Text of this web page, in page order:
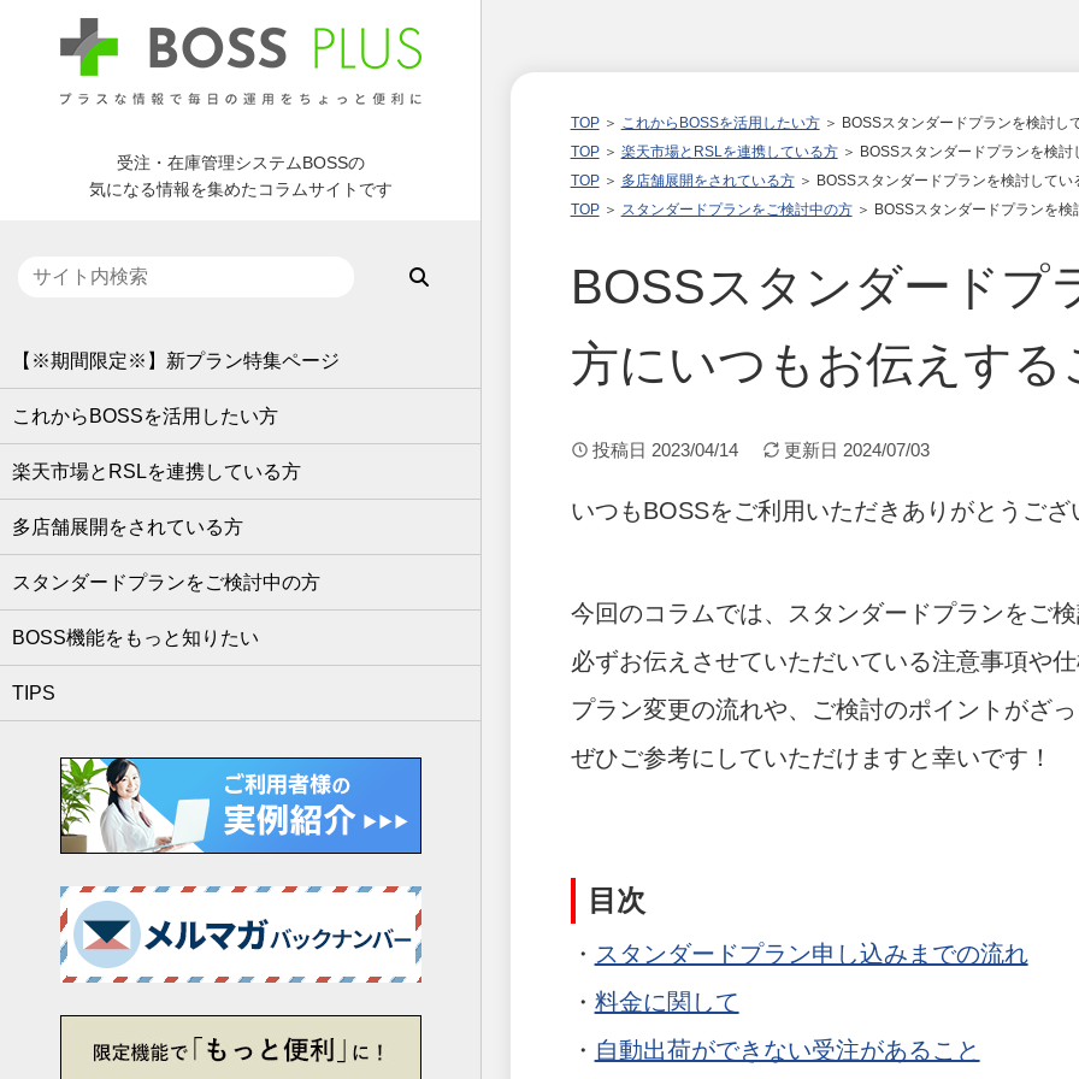
受注・在庫管理システムBOSSの
気になる情報を集めたコラムサイトです
【※期間限定※】新プラン特集ページ
これからBOSSを活用したい方
楽天市場とRSLを連携している方
多店舗展開をされている方
スタンダードプランをご検討中の方
BOSS機能をもっと知りたい
TIPS
TOP＞ これからBOSSを活用したい方＞ BOSSスタンダードプランを検討し
TOP＞ 楽天市場とRSLを連携している方＞ BOSSスタンダードプランを検
TOP＞ 多店舗展開をされている方＞ BOSSスタンダードプランを検討してい
TOP＞ スタンダードプランをご検討中の方＞ BOSSスタンダードプランを検
BOSSスタンダードプ
方にいつもお伝えする
投稿日 2023/04/14 更新日 2024/07/03
いつもBOSSをご利用いただきありがとうござ
今回のコラムでは、スタンダードプランをご
必ずお伝えさせていただいている注意事項や
プラン変更の流れや、ご検討のポイントがざ
ぜひご参考にしていただけますと幸いです！
目次
・ スタンダードプラン申し込みまでの流れ
・ 料金に関して
・ 自動出荷ができない受注があること